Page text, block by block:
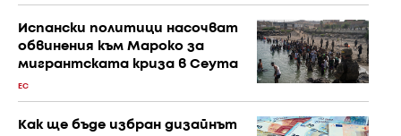
Испански политици насочват
обвинения към Мароко за
мигрантската криза в Сеута
ЕС
Как ще бъде избран дизайнът